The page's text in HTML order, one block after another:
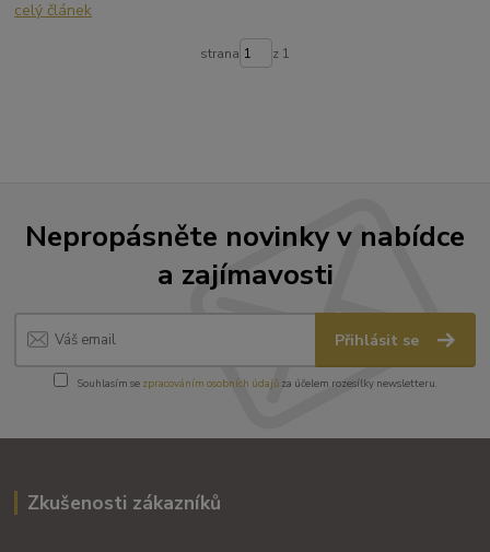
celý článek
strana z 1
Nepropásněte novinky v nabídce
a zajímavosti
Přihlásit se
Souhlasím se zpracováním osobních údajůza účelem rozesílky newsletteru.
Zkušenosti zákazníků